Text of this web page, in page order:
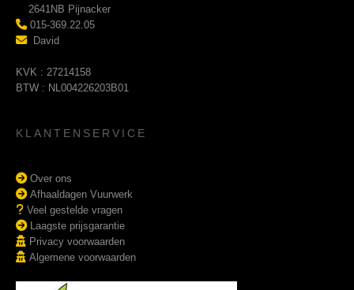
2641NB Pijnacker
015-369.22.05
David
KVK : 27214158
BTW : NL004226203B01
KLANTENSERVICE
Over ons
Afhaaldagen Vuurwerk
Veel gestelde vragen
Laagste prijsgarantie
Privacy voorwaarden
Algemene voorwaarden